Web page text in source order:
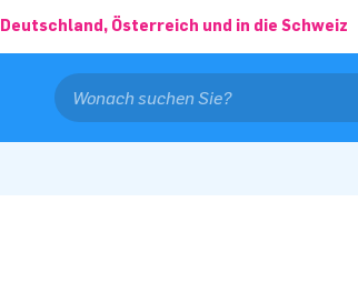
Deutschland, Österreich und in die Schweiz